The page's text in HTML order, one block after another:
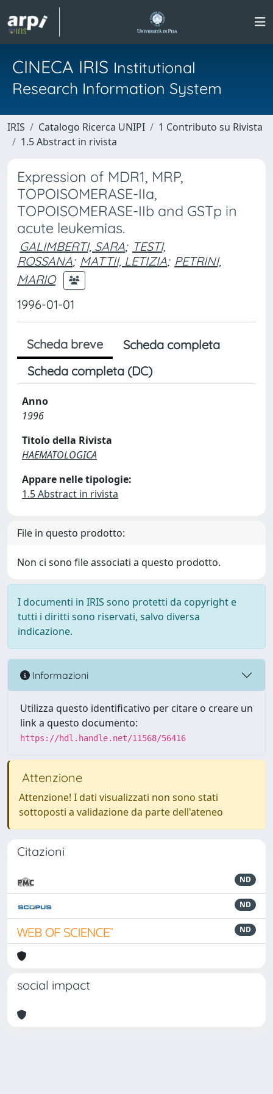
CINECA IRIS Institutional
Research Information System
IRIS Catalogo Ricerca UNIPI
1 Contributo su Rivista
1.5 Abstract in rivista
Expression of MDR1, MRP,
TOPOISOMERASE-IIa,
TOPOISOMERASE-IIb and GSTp in
acute leukemias.
GALIMBERTI, SARA; TESTI,
ROSSANA; MATTII, LETIZIA; PETRINI,
MARIO
1996-01-01
Scheda breve
Scheda completa
Scheda completa (DC)
Anno
1996
Titolo della Rivista
HAEMATOLOGICA
Appare nelle tipologie:
1.5 Abstract in rivista
File in questo prodotto:
Non ci sono file associati a questo prodotto.
I documenti in IRIS sono protetti da copyright e
tutti i diritti sono riservati, salvo diversa
indicazione.
Informazioni
Utilizza questo identificativo per citare o creare un
link a questo documento:
https://hdl.handle.net/11568/56416
Attenzione
Attenzione! I dati visualizzati non sono stati
sottoposti a validazione da parte dell'ateneo
Citazioni
ND
ND
ND
social impact